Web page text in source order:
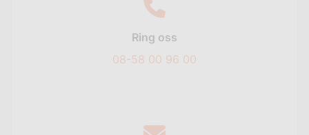
Ring oss
08-58 00 96 00